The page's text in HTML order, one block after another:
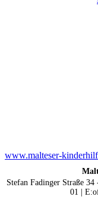
www.malteser-
Stefan Fadinger Straße
01 |